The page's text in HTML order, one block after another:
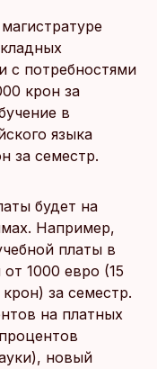
с потребностями
крон за
в
языка
за семестр.
будет на
Например,
платы в
от 1000 евро (15
за семестр.
на платных
новый